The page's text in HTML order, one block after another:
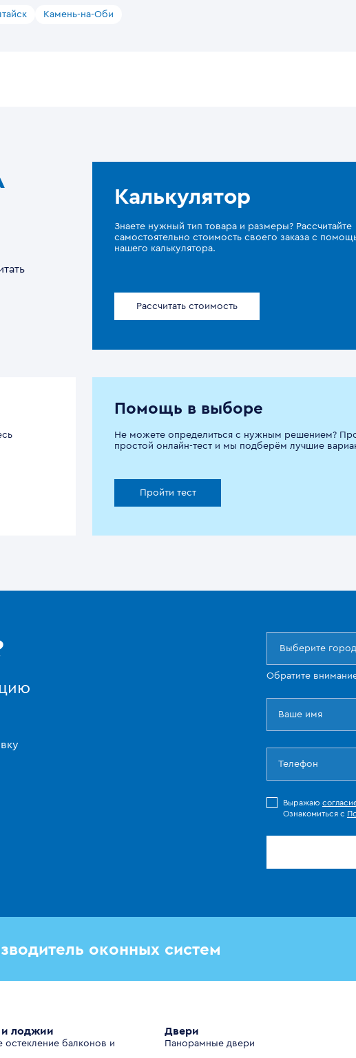
Камень-на-Оби
Калькулятор
Знаете нужный тип товара и размеры? Рассчитайте
самостоятельно стоимость своего заказа с
нашего калькулятора.
Рассчитать стоимость
Помощь в выборе
Не можете определиться с нужным решением?
простой онлайн-тест и мы подберём лучшие
Пройти тест
Выберите город
Обратите
Выражаю
Ознакомиться с
оконных систем
лоджии
остекление балконов и
Двери
Панорамные двери